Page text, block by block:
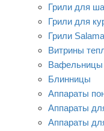
Грили для
Грили для
Грили
Витрины
Вафельницы
Блинницы
Аппараты
Аппараты
Аппараты